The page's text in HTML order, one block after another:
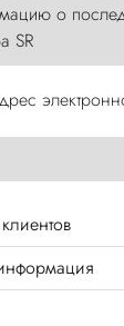
о
SR